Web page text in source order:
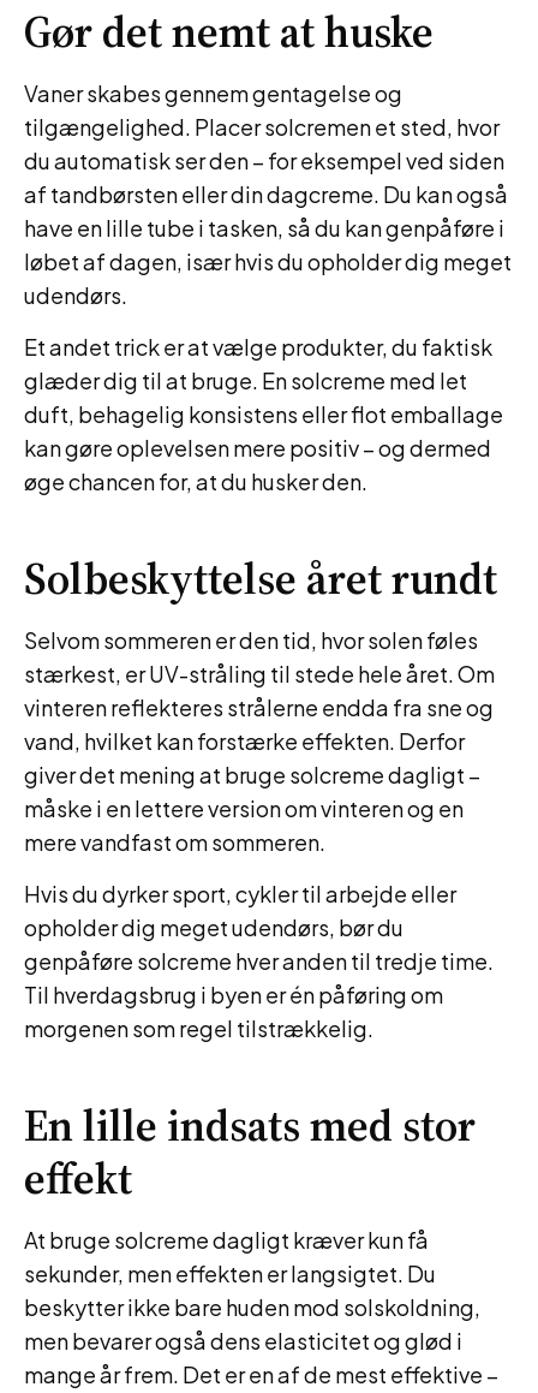
Gør det nemt at huske
Vaner skabes gennem gentagelse og
tilgængelighed. Placer solcremen et sted, hvor
du automatisk ser den – for eksempel ved siden
af tandbørsten eller din dagcreme. Du kan også
have en lille tube i tasken, så du kan genpåføre i
løbet af dagen, især hvis du opholder dig meget
udendørs.
Et andet trick er at vælge produkter, du faktisk
glæder dig til at bruge. En solcreme med let
duft, behagelig konsistens eller flot emballage
kan gøre oplevelsen mere positiv – og dermed
øge chancen for, at du husker den.
Solbeskyttelse året rundt
Selvom sommeren er den tid, hvor solen føles
stærkest, er UV-stråling til stede hele året. Om
vinteren reflekteres strålerne endda fra sne og
vand, hvilket kan forstærke effekten. Derfor
giver det mening at bruge solcreme dagligt –
måske i en lettere version om vinteren og en
mere vandfast om sommeren.
Hvis du dyrker sport, cykler til arbejde eller
opholder dig meget udendørs, bør du
genpåføre solcreme hver anden til tredje time.
Til hverdagsbrug i byen er én påføring om
morgenen som regel tilstrækkelig.
En lille indsats med stor
effekt
At bruge solcreme dagligt kræver kun få
sekunder, men effekten er langsigtet. Du
beskytter ikke bare huden mod solskoldning,
men bevarer også dens elasticitet og glød i
mange år frem. Det er en af de mest effektive –